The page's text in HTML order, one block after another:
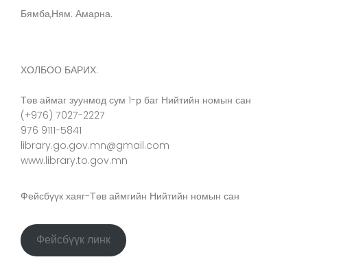
Бямба,Ням: Амарна.
ХОЛБОО БАРИХ:
Төв аймаг зуунмод сум 1-р баг Нийтийн номын сан
(+976) 7027-2227
976 9111-5841
library.go.gov.mn@gmail.com
www.library.to.gov.mn
Фейсбүүк хаяг-Төв аймгийн Нийтийн номын сан
Фейсбүүк линк